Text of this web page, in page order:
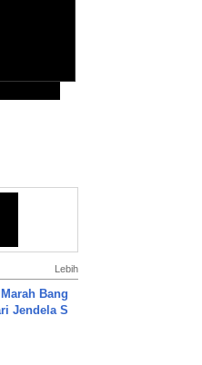
Lebih
Bang
Jendela S